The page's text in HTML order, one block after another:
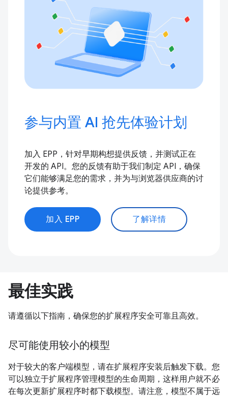
参与内置 AI 抢先体验计划
加入 EPP，针对早期构想提供反馈，并测试正在
开发的 API。您的反馈有助于我们制定 API，确保
它们能够满足您的需求，并为与浏览器供应商的讨
论提供参考。
加入 EPP 了解详情
最佳实践
请遵循以下指南，确保您的扩展程序安全可靠且高效。
尽可能使用较小的模型
对于较大的客户端模型，请在扩展程序安装后触发下载。您
可以独立于扩展程序管理模型的生命周期，这样用户就不必
在每次更新扩展程序时都下载模型。请注意，模型不属于远